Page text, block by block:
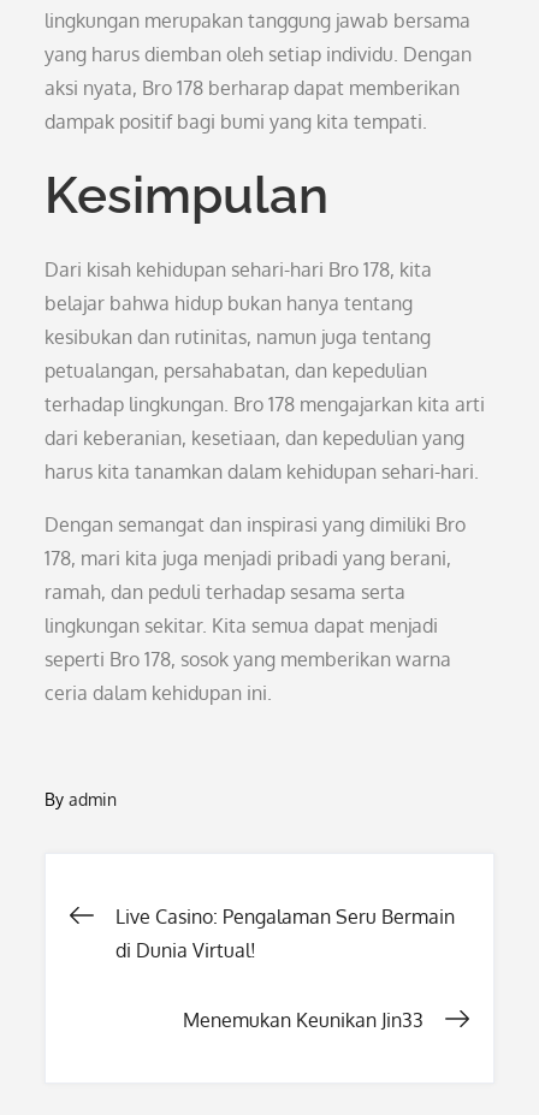
lingkungan merupakan tanggung jawab bersama
yang harus diemban oleh setiap individu. Dengan
aksi nyata, Bro 178 berharap dapat memberikan
dampak positif bagi bumi yang kita tempati.
Kesimpulan
Dari kisah kehidupan sehari-hari Bro 178, kita
belajar bahwa hidup bukan hanya tentang
kesibukan dan rutinitas, namun juga tentang
petualangan, persahabatan, dan kepedulian
terhadap lingkungan. Bro 178 mengajarkan kita arti
dari keberanian, kesetiaan, dan kepedulian yang
harus kita tanamkan dalam kehidupan sehari-hari.
Dengan semangat dan inspirasi yang dimiliki Bro
178, mari kita juga menjadi pribadi yang berani,
ramah, dan peduli terhadap sesama serta
lingkungan sekitar. Kita semua dapat menjadi
seperti Bro 178, sosok yang memberikan warna
ceria dalam kehidupan ini.
Byadmin
Post
Live Casino: Pengalaman Seru Bermain
di Dunia Virtual!
Menemukan Keunikan Jin33